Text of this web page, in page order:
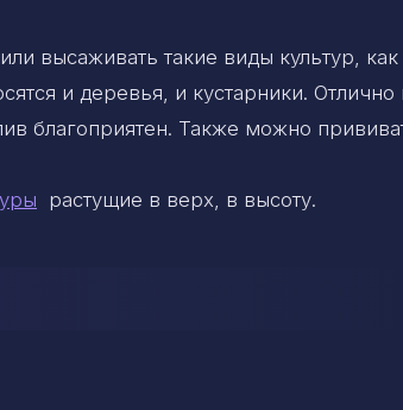
высаживать такие виды культур, как
и деревья, и кустарники. Отлично
благоприятен. Также можно
растущие в верх, в высоту.